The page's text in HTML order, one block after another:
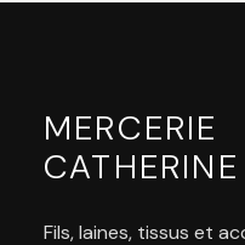
MERCERIE
Fils, laines, tissus et